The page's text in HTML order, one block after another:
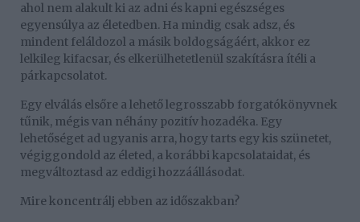
ahol nem alakult ki az adni és kapni egészséges
egyensúlya az életedben. Ha mindig csak adsz, és
mindent feláldozol a másik boldogságáért, akkor ez
lelkileg kifacsar, és elkerülhetetlenül szakításra ítéli a
párkapcsolatot.
Egy elválás elsőre a lehető legrosszabb forgatókönyvnek
tűnik, mégis van néhány pozitív hozadéka. Egy
lehetőséget ad ugyanis arra, hogy tarts egy kis szünetet,
végiggondold az életed, a korábbi kapcsolataidat, és
megváltoztasd az eddigi hozzáállásodat.
Mire koncentrálj ebben az időszakban?